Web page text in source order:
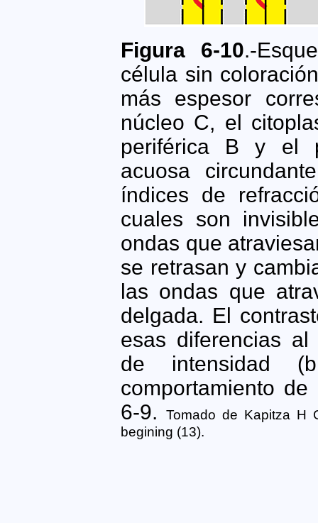
Figura 6-10.-
célula sin
más espesor
núcleo C, el
periférica B y el
acuosa
índices de
cuales son
ondas que
se retrasan y
las ondas que
delgada. El
esas diferencias
de intensidad
comportamiento
6-9.
Tomado de Kapitza H
begining (13).